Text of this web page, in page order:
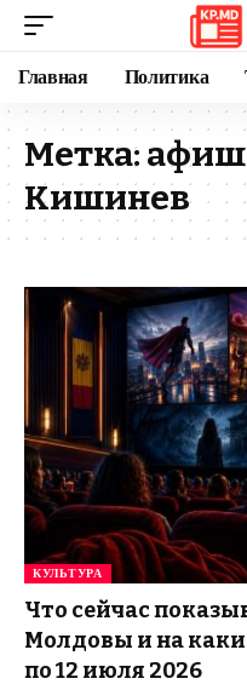
Главная Политика
Метка:
Кишинев
КУЛЬТУРА
Что сейчас
Молдовы и на
по 12 июля 2026